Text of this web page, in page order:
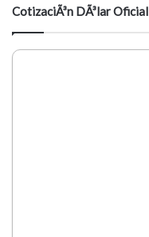
CotizaciÃ³n DÃ³lar Oficial